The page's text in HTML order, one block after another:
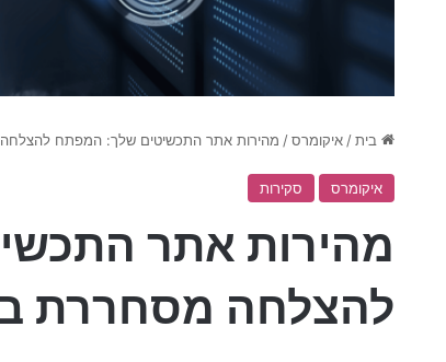
בית/ איקומרס/ מהירות אתר התכשיטים שלך: המפתח להצלחה
איקומרס סקירות
מהירות אתר
להצלחה מסחררת